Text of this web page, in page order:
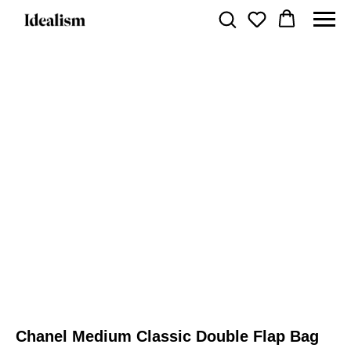
Chanel Medium Classic Double Flap Bag